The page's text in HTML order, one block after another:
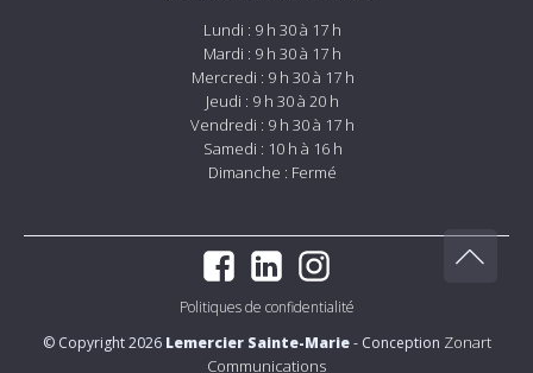
Lundi : 9 h 30 à 17 h
Mardi : 9 h 30 à 17 h
Mercredi : 9 h 30 à 17 h
Jeudi : 9 h 30 à 20 h
Vendredi : 9 h 30 à 17 h
Samedi : 10 h à 16 h
Dimanche : Fermé
© Copyright 2026 Lemercier Sainte-Marie- Conception Zonart
Communications
Politiques de confidentialité